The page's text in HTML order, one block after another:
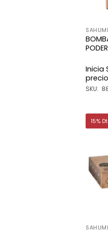
Inicia
SKU:
15%